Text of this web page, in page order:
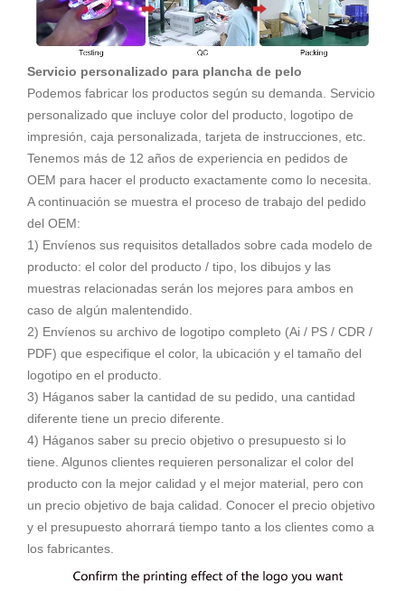
Servicio personalizado para plancha de pelo
Podemos fabricar los productos según su demanda. Servicio
personalizado que incluye color del producto, logotipo de
impresión, caja personalizada, tarjeta de instrucciones, etc.
Tenemos más de 12 años de experiencia en pedidos de
OEM para hacer el producto exactamente como lo necesita.
A continuación se muestra el proceso de trabajo del pedido
del OEM:
1) Envíenos sus requisitos detallados sobre cada modelo de
producto: el color del producto / tipo, los dibujos y las
muestras relacionadas serán los mejores para ambos en
caso de algún malentendido.
2) Envíenos su archivo de logotipo completo (Ai / PS / CDR /
PDF) que especifique el color, la ubicación y el tamaño del
logotipo en el producto.
3) Háganos saber la cantidad de su pedido, una cantidad
diferente tiene un precio diferente.
4) Háganos saber su precio objetivo o presupuesto si lo
tiene. Algunos clientes requieren personalizar el color del
producto con la mejor calidad y el mejor material, pero con
un precio objetivo de baja calidad. Conocer el precio objetivo
y el presupuesto ahorrará tiempo tanto a los clientes como a
los fabricantes.